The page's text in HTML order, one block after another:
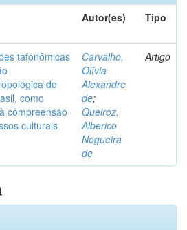
Autor(es) Tipo
tafonômicas
de
como
compreensão
culturais
Carvalho,
Olívia
Alexandre
de;
Queiroz,
Alberico
Nogueira
de
Artigo